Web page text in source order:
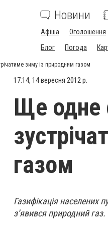
Новини
Афіша
Оголошення
Блог
Погода
зиму із природним газом
17:14, 14 вересня 2012 р.
Ще одне
газом
Газифікація населених
з’явився природний газ.